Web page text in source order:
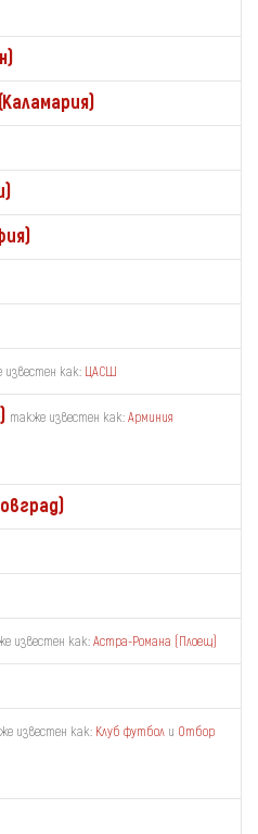
как: ЦАСШ
также известен как:Арминия
известен как:Астра-Романа (Плоещ)
известен как: Клуб футбол и Отбор